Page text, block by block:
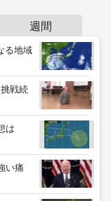
週間
る地域
戦続
は
い痛